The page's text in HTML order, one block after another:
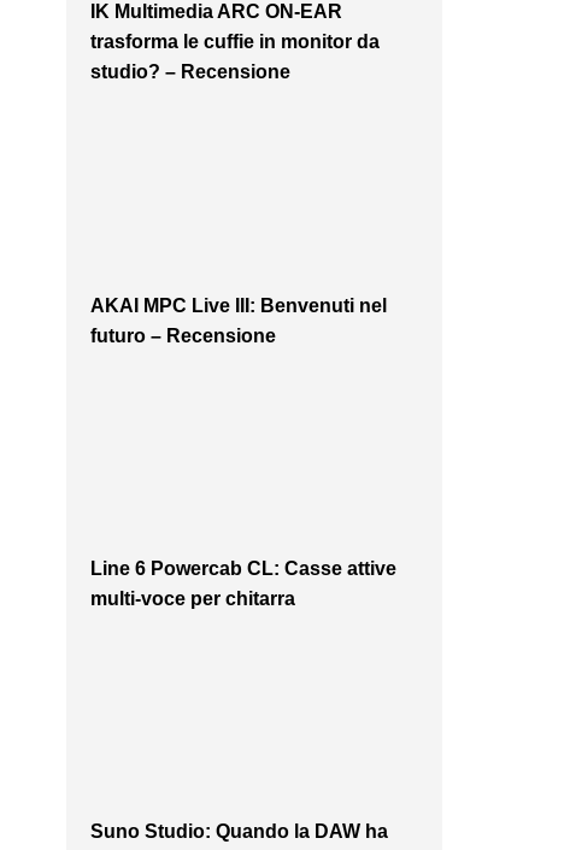
IK Multimedia ARC ON-EAR
trasforma le cuffie in monitor da
studio? – Recensione
AKAI MPC Live III: Benvenuti nel
futuro – Recensione
Line 6 Powercab CL: Casse attive
multi-voce per chitarra
Suno Studio: Quando la DAW ha